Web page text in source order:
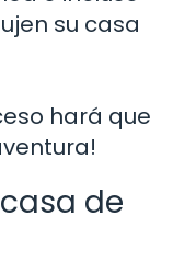
su casa
hará que
de